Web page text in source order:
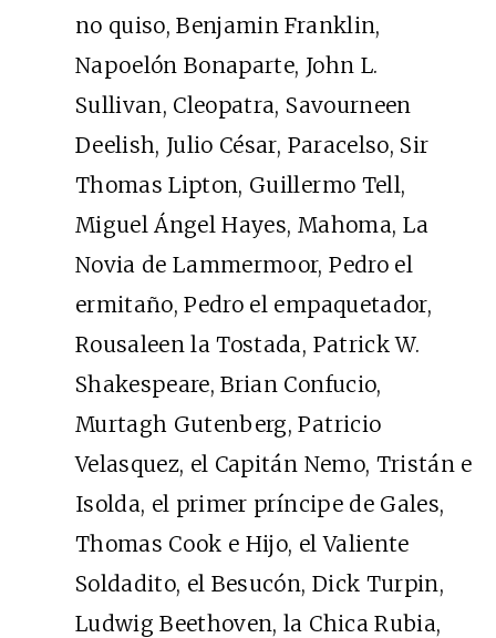
no quiso, Benjamin Franklin,
Napoelón Bonaparte, John L.
Sullivan, Cleopatra, Savourneen
Deelish, Julio César, Paracelso, Sir
Thomas Lipton, Guillermo Tell,
Miguel Ángel Hayes, Mahoma, La
Novia de Lammermoor, Pedro el
ermitaño, Pedro el empaquetador,
Rousaleen la Tostada, Patrick W.
Shakespeare, Brian Confucio,
Murtagh Gutenberg, Patricio
Velasquez, el Capitán Nemo, Tristán e
Isolda, el primer príncipe de Gales,
Thomas Cook e Hijo, el Valiente
Soldadito, el Besucón, Dick Turpin,
Ludwig Beethoven, la Chica Rubia,